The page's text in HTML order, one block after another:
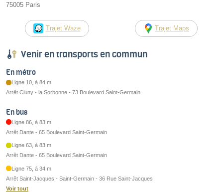
75005 Paris
Trajet Waze Trajet Maps
Venir en transports en commun
En métro
Ligne 10, à 84 m
Arrêt Cluny - la Sorbonne - 73 Boulevard Saint-Germain
En bus
Ligne 86, à 83 m
Arrêt Dante - 65 Boulevard Saint-Germain
Ligne 63, à 83 m
Arrêt Dante - 65 Boulevard Saint-Germain
Ligne 75, à 34 m
Arrêt Saint-Jacques - Saint-Germain - 36 Rue Saint-Jacques
Voir tout